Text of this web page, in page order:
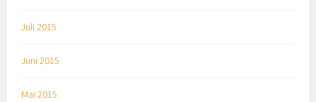
Juli 2015
Juni 2015
Mai 2015